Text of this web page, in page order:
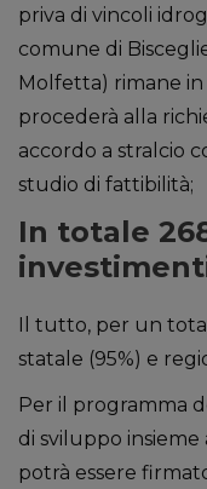
priva di vincoli
comune di
Molfetta) rimane
procederà alla
accordo a stralcio
studio di fattibilità;
In totale
Il tutto, per un
statale (95%) e
Per il programma
di sviluppo
potrà essere